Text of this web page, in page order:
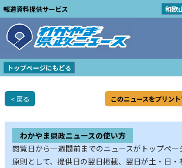
報道資料提供サービス 和歌
トップページにもどる
< 戻る このニュースをプリン
わかやま県政ニュースの使い方
閲覧日から一週間前までのニュースがトップペー
原則として、提供日の翌日掲載、翌日が土・日・